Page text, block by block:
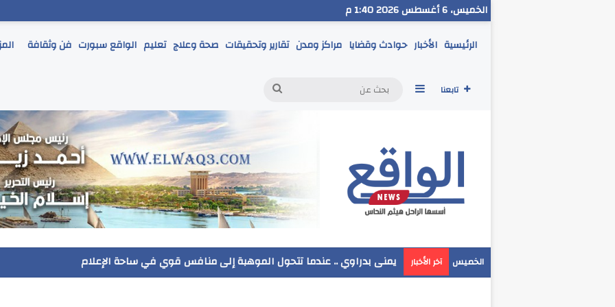
الخميس، 6 أغسطس 2026 1:40 م
الرئيسية الأخبار حوادث وقضايا مراكز ومدن تقارير وتحقيقات صحة وعلاج تعليم الواقع سبورت فن وثقافة
تابعنا إضافة عمود جانبي
الخميس آخر الأخبار مدير تعليم البحر الاحمر يتابع انطلاق امتحانات الشهادة الإعدادية ويؤكد: الانضباط